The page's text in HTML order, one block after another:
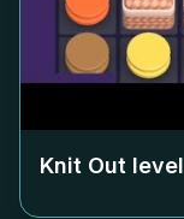
Knit Out level